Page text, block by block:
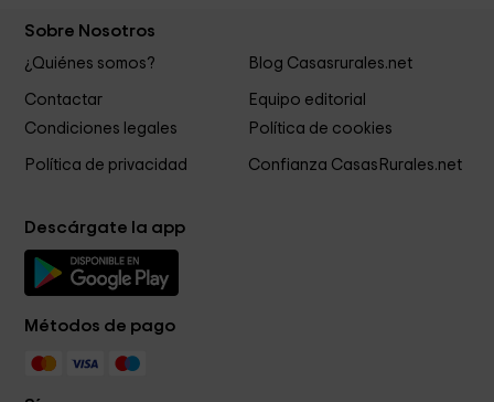
Sobre Nosotros
¿Quiénes somos? Blog Casasrurales.net
Contactar
Equipo editorial
Condiciones legales
Política de cookies
Política de privacidad Confianza CasasRurales.net
Descárgate la app
Métodos de pago